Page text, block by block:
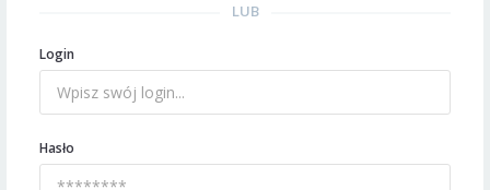
LUB
Login
Hasło